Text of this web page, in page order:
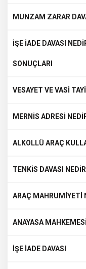
MUNZAM ZARAR
İŞE İADE DAVASI
SONUÇLARI
VESAYET VE VASİ
MERNİS ADRESİ
ALKOLLÜ ARAÇ
TENKİS DAVASI
ARAÇ MAHRUMİYETİ
ANAYASA
İŞE İADE DAVASI